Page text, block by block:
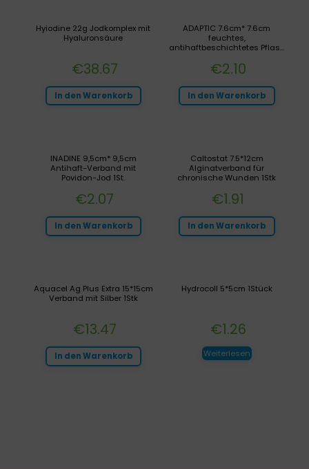
ADAPTIC 7.6cm* 7.6cm
feuchtes,
antihaftbeschichtetes Pflas...
€2.10
In den Warenkorb
Hyiodine 22g Jodkomplex mit
Hyaluronsäure
€38.67
In den Warenkorb
Caltostat 7.5*12cm
Alginatverband für
chronische Wunden 1Stk
€1.91
In den Warenkorb
INADINE 9,5cm* 9,5cm
Antihaft-Verband mit
Povidon-Jod 1St.
€2.07
In den Warenkorb
Hydrocoll 5*5cm 1Stück
€1.26
Weiterlesen
Aquacel Ag Plus Extra 15*15cm
Verband mit Silber 1Stk
€13.47
In den Warenkorb